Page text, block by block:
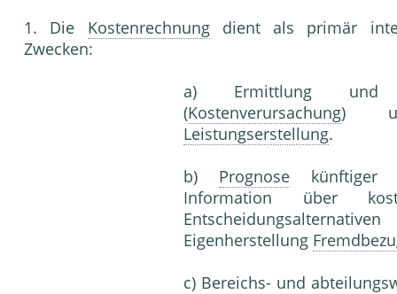
1. Die Kostenrechnungdient als primär
Zwecken:
a) Ermittlung und
(Kostenverursachung)
Leistungserstellung.
b) Prognose künftiger
Information über
Eigenherstellung
c) Bereichs- und